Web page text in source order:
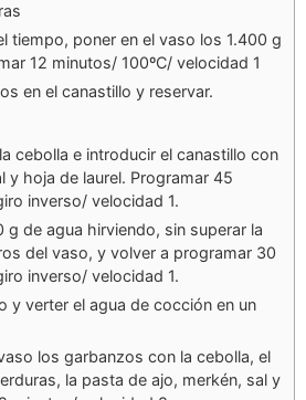
tiempo, poner en el vaso los 1.400 g
12 minutos/ 100ºC/ velocidad 1
en el canastillo y reservar.
cebolla e introducir el canastillo con
y hoja de laurel. Programar 45
inverso/ velocidad 1.
g de agua hirviendo, sin superar la
del vaso, y volver a programar 30
inverso/ velocidad 1.
y verter el agua de cocción en un
los garbanzos con la cebolla, el
la pasta de ajo, merkén, sal y